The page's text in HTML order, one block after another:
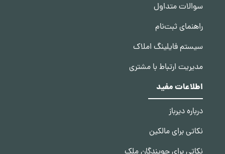
سوالات متداول
راهنمای ثبت‌نام
سیستم فایلینگ املاک
مدیریت ارتباط با مشتری
اطلاعات مفید
درباره دیرباز
نکاتی برای مالکین